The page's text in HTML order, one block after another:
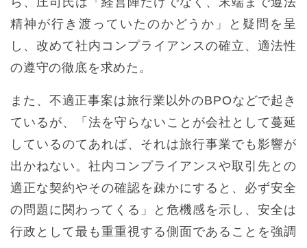
精神が行き渡っていたのかどうか」と疑問を呈
し、改めて社内コンプライアンスの確立、適法性
の遵守の徹底を求めた。
また、不適正事案は旅行業以外のBPOなどで起き
ているが、「法を守らないことが会社として蔓延
しているのてあれば、それは旅行事業でも影響が
出かねない。社内コンプライアンスや取引先との
適正な契約やその確認を疎かにすると、必ず安全
の問題に関わってくる」と危機感を示し、安全は
行政として最も重重視する側面であることを強調